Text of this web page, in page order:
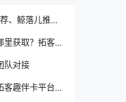
、鲸落儿推卡
里获取？拓客
队对接
客趣伴卡平台